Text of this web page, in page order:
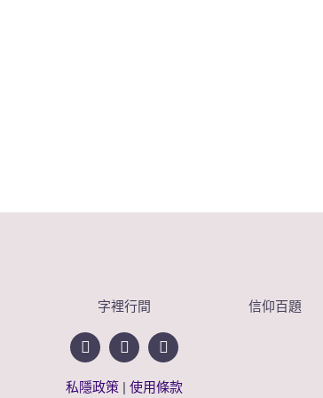
字裡行間 信仰百題
私隱政策 | 使用條款